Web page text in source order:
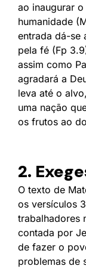
ao inaugurar
humanidade
entrada dá-se
pela fé (Fp
assim como
agradará a
leva até o
uma nação
os frutos ao
2.
O texto de
os versículos
trabalhadores
contada por
de fazer o
problemas de